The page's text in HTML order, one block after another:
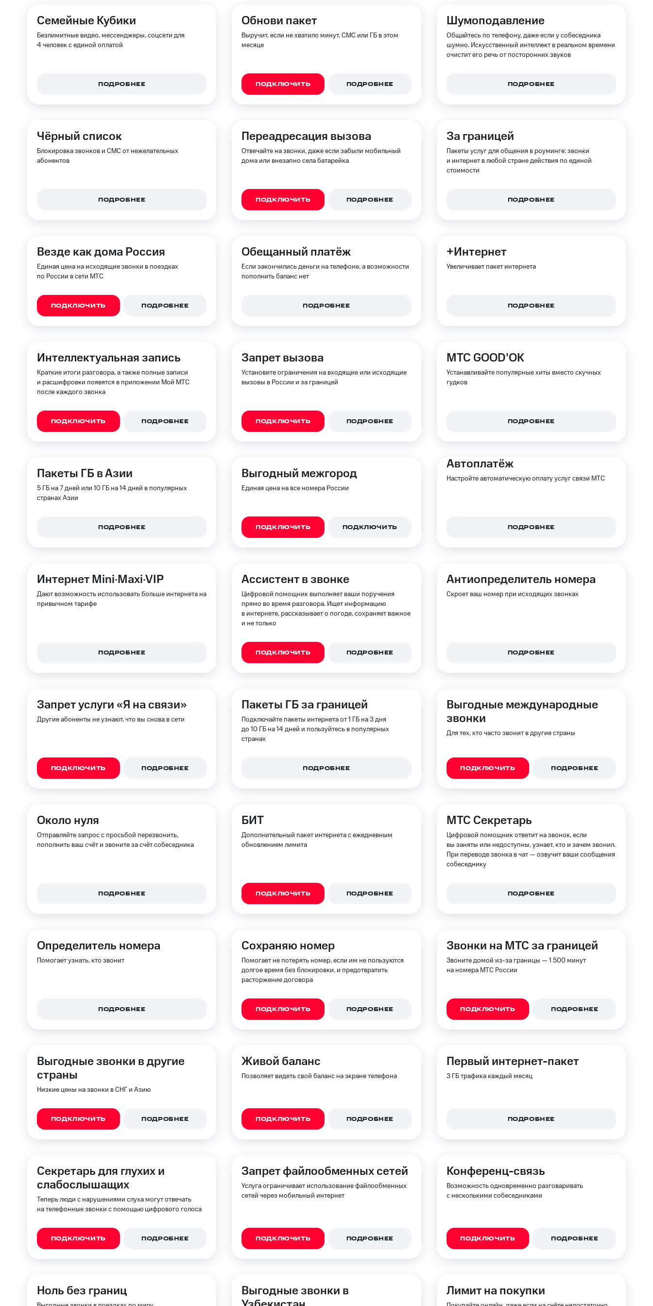
Скидка 30% на связь
Тарифы RED, РИИЛ и МТС Супер дешевле при оплате с карты МТС Деньги
Скидки до 40%
на смартфоны
Семейные Кубики
Безлимитные видео, мессенджеры, соцсети для
4 человек с единой оплатой
ПОДРОБНЕЕ
Обнови пакет
Выручит, если не хватило минут, СМС или ГБ в этом
месяце
ПОДКЛЮЧИТЬ ПОДРОБНЕЕ
Шумоподавление
Общайтесь по телефону, даже если у собеседника
шумно. Искусственный интеллект в реальном времени
очистит его речь от посторонних звуков
ПОДРОБНЕЕ
Чёрный список
Блокировка звонков и СМС от нежелательных
абонентов
ПОДРОБНЕЕ
Переадресация вызова
Отвечайте на звонки, даже если забыли мобильный
дома или внезапно села батарейка
ПОДКЛЮЧИТЬ ПОДРОБНЕЕ
За границей
Пакеты услуг для общения в роуминге: звонки
и интернет в любой стране действия по единой
стоимости
ПОДРОБНЕЕ
Везде как дома Россия
Единая цена на исходящие звонки в поездках
по России в сети МТС
ПОДКЛЮЧИТЬ ПОДРОБНЕЕ
Обещанный платёж
Если закончились деньги на телефоне, а возможности
пополнить баланс нет
ПОДРОБНЕЕ
+Интернет
Увеличивает пакет интернета
ПОДРОБНЕЕ
Интеллектуальная запись
Краткие итоги разговора, а также полные записи
и расшифровки появятся в приложении Мой МТС
после каждого звонка
ПОДКЛЮЧИТЬ ПОДРОБНЕЕ
Запрет вызова
Установите ограничения на входящие или исходящие
вызовы в России и за границей
ПОДКЛЮЧИТЬ ПОДРОБНЕЕ
МТС GOOD'OK
Устанавливайте популярные хиты вместо скучных
гудков
ПОДРОБНЕЕ
Пакеты ГБ в Азии
5 ГБ на 7 дней или 10 ГБ на 14 дней в популярных
странах Азии
ПОДРОБНЕЕ
Выгодный межгород
Единая цена на все номера России
ПОДКЛЮЧИТЬ ПОДКЛЮЧИТЬ
Автоплатёж
Настройте автоматическую оплату услуг связи МТС
ПОДРОБНЕЕ
Интернет Mini·Maxi·VIP
Дают возможность использовать больше интернета на
привычном тарифе
ПОДРОБНЕЕ
Ассистент в звонке
Цифровой помощник выполняет ваши поручения
прямо во время разговора. Ищет информацию
в интернете, рассказывает о погоде, сохраняет важное
и не только
ПОДКЛЮЧИТЬ ПОДРОБНЕЕ
Анти­определитель номера
Скроет ваш номер при исходящих звонках
ПОДРОБНЕЕ
Запрет услуги «Я на связи»
Другие абоненты не узнают, что вы снова в сети
ПОДКЛЮЧИТЬ ПОДРОБНЕЕ
Пакеты ГБ за границей
Подключайте пакеты интернета от 1 ГБ на 3 дня
до 10 ГБ на 14 дней и пользуйтесь в популярных
странах
ПОДРОБНЕЕ
Выгодные международные
звонки
Для тех, кто часто звонит в другие страны
ПОДКЛЮЧИТЬ ПОДРОБНЕЕ
Около нуля
Отправляйте запрос с просьбой перезвонить,
пополнить ваш счёт и звоните за счёт собеседника
ПОДРОБНЕЕ
БИТ
Дополнительный пакет интернета с ежедневным
обновлением лимита
ПОДКЛЮЧИТЬ ПОДРОБНЕЕ
МТС Секретарь
Цифровой помощник ответит на звонок, если
вы заняты или недоступны, узнает, кто и зачем звонил.
При переводе звонка в чат — озвучит ваши сообщения
собеседнику
ПОДРОБНЕЕ
Определитель номера
Помогает узнать, кто звонит
ПОДРОБНЕЕ
Сохраняю номер
Помогает не потерять номер, если им не пользуются
долгое время без блокировки, и предотвратить
расторжение договора
ПОДКЛЮЧИТЬ ПОДРОБНЕЕ
Звонки на МТС за границей
Звоните домой из-за границы — 1 500 минут
на номера МТС России
ПОДКЛЮЧИТЬ ПОДРОБНЕЕ
Выгодные звонки в другие
страны
Низкие цены на звонки в СНГ и Азию
ПОДКЛЮЧИТЬ ПОДРОБНЕЕ
Живой баланс
Позволяет видеть свой баланс на экране телефона
ПОДКЛЮЧИТЬ ПОДРОБНЕЕ
Первый интернет-пакет
3 ГБ трафика каждый месяц
ПОДРОБНЕЕ
Секретарь для глухих и
слабослышащих
Теперь люди с нарушениями слуха могут отвечать
на телефонные звонки с помощью цифрового голоса
ПОДКЛЮЧИТЬ ПОДРОБНЕЕ
Запрет файлообменных сетей
Услуга ограничивает использование файлообменных
сетей через мобильный интернет
ПОДКЛЮЧИТЬ ПОДРОБНЕЕ
Конференц-связь
Возможность одновременно разговаривать
с несколькими собеседниками
ПОДКЛЮЧИТЬ ПОДРОБНЕЕ
Ноль без границ
Выгодные звонки в
Лимит на покупки